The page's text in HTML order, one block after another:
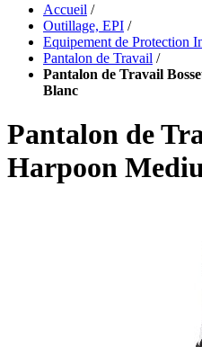
Accueil /
Outillage, EPI /
Equipement de Protection
Pantalon de Travail /
Pantalon de Travail
Blanc
Pantalon de
Harpoon